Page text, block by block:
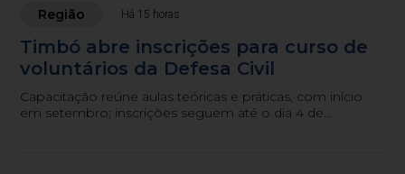
Região Há 15 horas
Timbó abre inscrições para curso de
voluntários da Defesa Civil
Capacitação reúne aulas teóricas e práticas, com início
em setembro; inscrições seguem até o dia 4 de